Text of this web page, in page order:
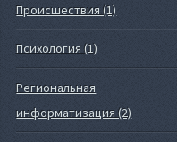
Происшествия (1)
Психология (1)
Региональная
информатизация (2)